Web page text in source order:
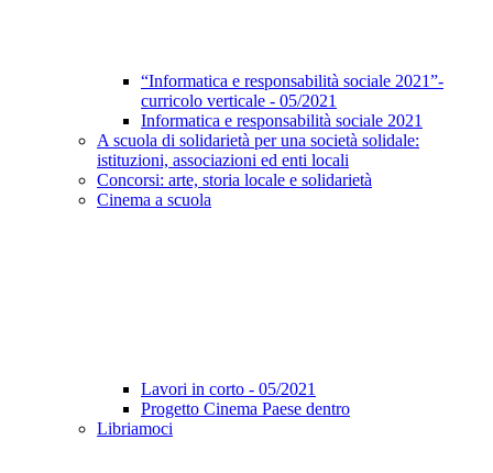
“Informatica e responsabilità sociale 2021”-
curricolo verticale - 05/2021
Informatica e responsabilità sociale 2021
A scuola di solidarietà per una società solidale:
istituzioni, associazioni ed enti locali
Concorsi: arte, storia locale e solidarietà
Cinema a scuola
Lavori in corto - 05/2021
Progetto Cinema Paese dentro
Libriamoci